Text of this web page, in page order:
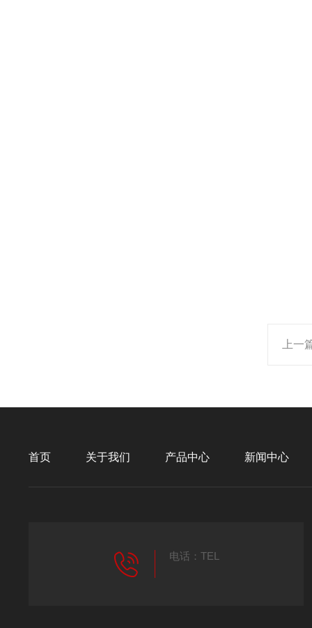
上一
首页 关于我们 产品中心 新闻中心
电话：TEL